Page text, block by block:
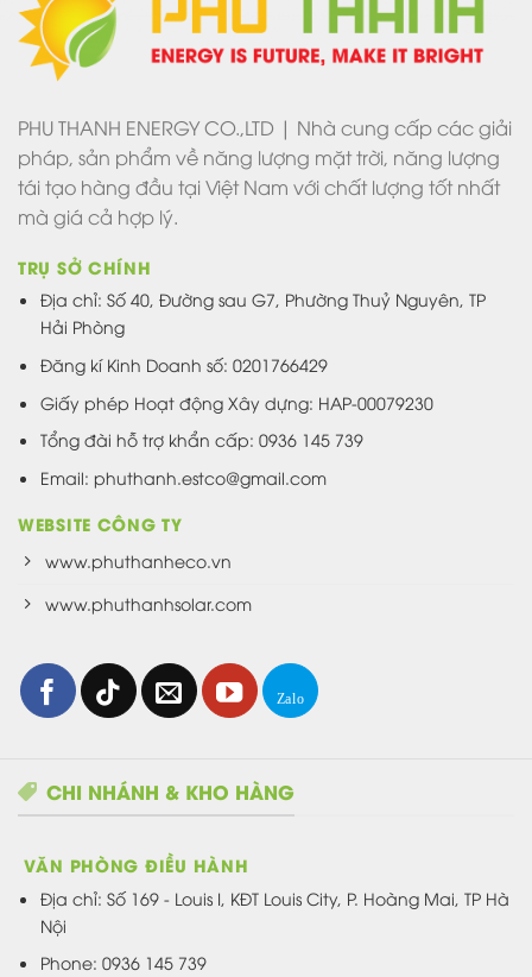
PHU THANH ENERGY CO.,LTD | Nhà cung cấp các giải
pháp, sản phẩm về năng lượng mặt trời, năng lượng
tái tạo hàng đầu tại Việt Nam với chất lượng tốt nhất
mà giá cả hợp lý.
TRỤ SỞ CHÍNH
Địa chỉ: Số 40, Đường sau G7, Phường Thuỷ Nguyên, TP
Hải Phòng
Đăng kí Kinh Doanh số: 0201766429
Giấy phép Hoạt động Xây dựng: HAP-00079230
Tổng đài hỗ trợ khẩn cấp: 0936 145 739
Email: phuthanh.estco@gmail.com
WEBSITE CÔNG TY
www.phuthanheco.vn
www.phuthanhsolar.com
CHI NHÁNH & KHO HÀNG
VĂN PHÒNG ĐIỀU HÀNH
Địa chỉ: Số 169 - Louis I, KĐT Louis City, P. Hoàng Mai, TP Hà
Nội
Phone: 0936 145 739